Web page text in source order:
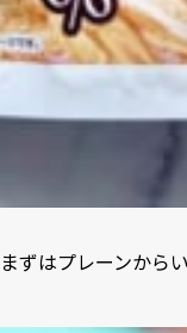
まずはプレーンから